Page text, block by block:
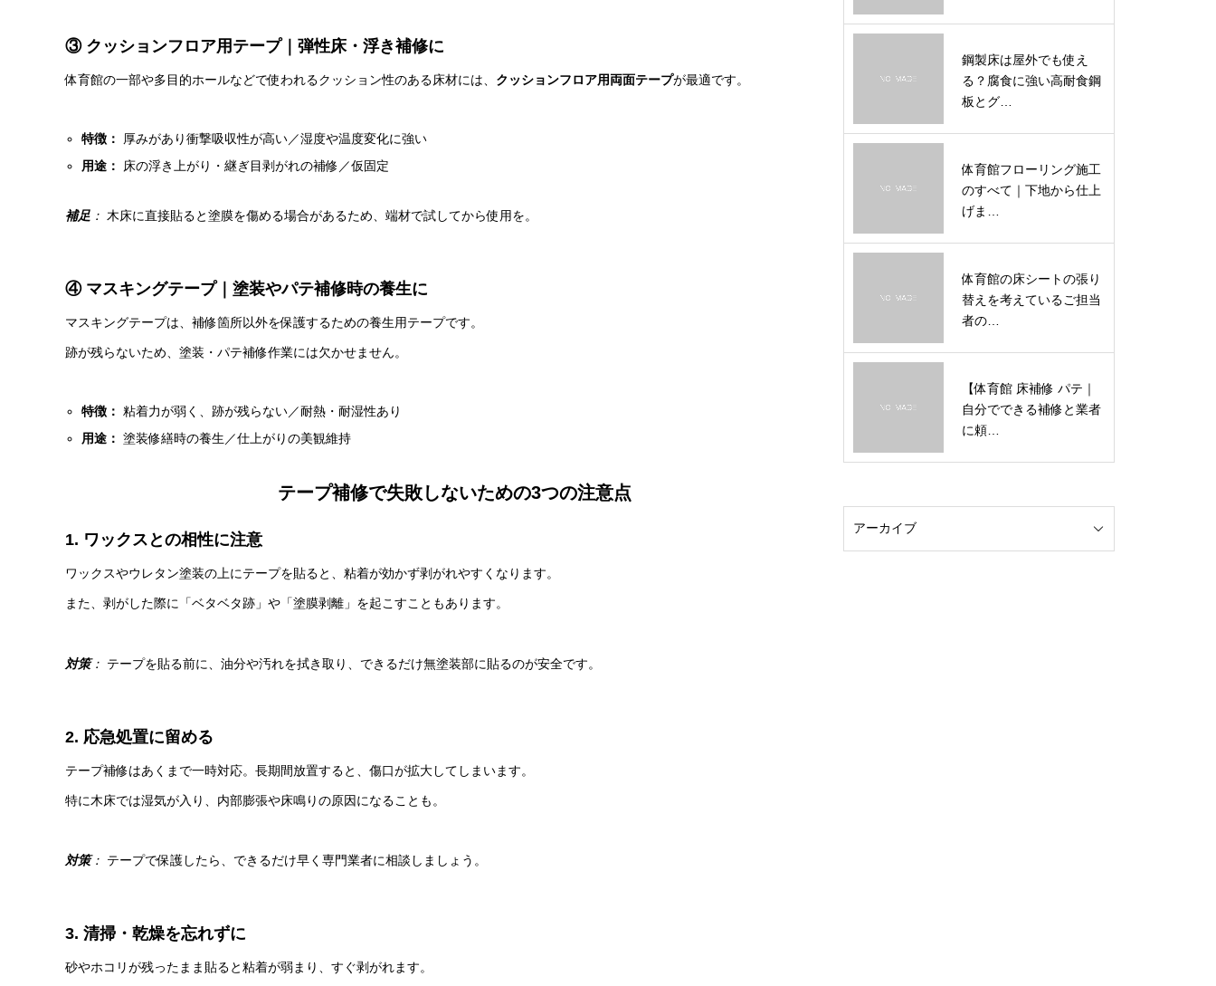
③ クッションフロア用テープ｜弾性床・浮き補修に
体育館の一部や多目的ホールなどで使われるクッション性のある床材には、 クッションフロア用両面テープが最適です。
特徴：
厚みがあり衝撃吸収性が高い／湿度や温度変化に強い
用途：
床の浮き上がり・継ぎ目剥がれの補修／仮固定
補足 ： 木床に直接貼ると塗膜を傷める場合があるため、端材で試してから使用を。
④ マスキングテープ｜塗装やパテ補修時の養生に
マスキングテープは、補修箇所以外を保護するための養生用テープです。
跡が残らないため、塗装・パテ補修作業には欠かせません。
特徴： 粘着力が弱く、跡が残らない／耐熱・耐湿性あり
用途： 塗装修繕時の養生／仕上がりの美観維持
テープ補修で失敗しないための3つの注意点
1. ワックスとの相性に注意
ワックスやウレタン塗装の上にテープを貼ると、粘着が効かず剥がれやすくなります。
また、剥がした際に「ベタベタ跡」や「塗膜剥離」を起こすこともあります。
対策： テープを貼る前に、油分や汚れを拭き取り、できるだけ無塗装部に貼るのが安全です。
2. 応急処置に留める
テープ補修はあくまで一時対応。長期間放置すると、傷口が拡大してしまいます。
特に木床では湿気が入り、内部膨張や床鳴りの原因になることも。
対策： テープで保護したら、できるだけ早く専門業者に相談しましょう。
3. 清掃・乾燥を忘れずに
砂やホコリが残ったまま貼ると粘着が弱まり、すぐ剥がれます。
鋼製床は屋外でも使え
る？腐食に強い高耐食鋼
板とグ…
体育館フローリング施工
のすべて｜下地から仕上
げま…
体育館の床シートの張り
替えを考えているご担当
者の…
【体育館 床補修 パテ｜
自分でできる補修と業者
に頼…